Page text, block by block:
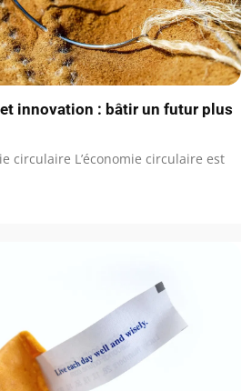
innovation : bâtir un futur plus
circulaire L’économie circulaire est